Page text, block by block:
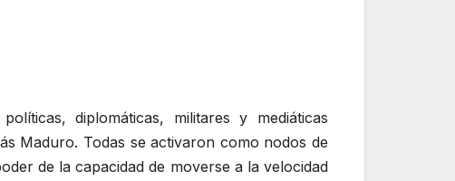
diplomáticas, militares y mediáticas
Maduro. Todas se activaron como nodos de
de la capacidad de moverse a la velocidad